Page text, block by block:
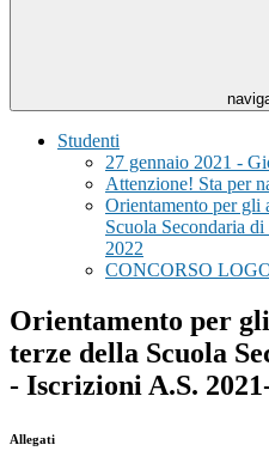
Studenti
27 gennaio 2021 -
Attenzione! Sta per
Orientamento per gli
Scuola Secondaria
2022
CONCORSO
Orientamento per
terze della Scuola
- Iscrizioni A.S.
Allegati